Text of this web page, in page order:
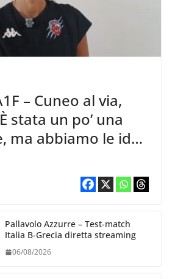
– Cuneo al via,
stata un po’ una
ma abbiamo le idee
vogliamo fare”
Pallavolo Azzurre – Test-match
Italia B-Grecia diretta streaming
06/08/2026